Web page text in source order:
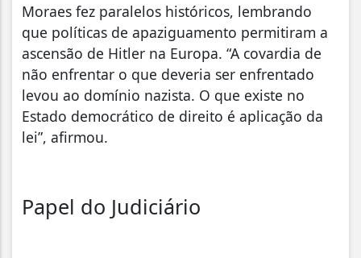
Moraes fez paralelos históricos, lembrando
que políticas de apaziguamento permitiram a
ascensão de Hitler na Europa. “A covardia de
não enfrentar o que deveria ser enfrentado
levou ao domínio nazista. O que existe no
Estado democrático de direito é aplicação da
lei”, afirmou.
Papel do Judiciário